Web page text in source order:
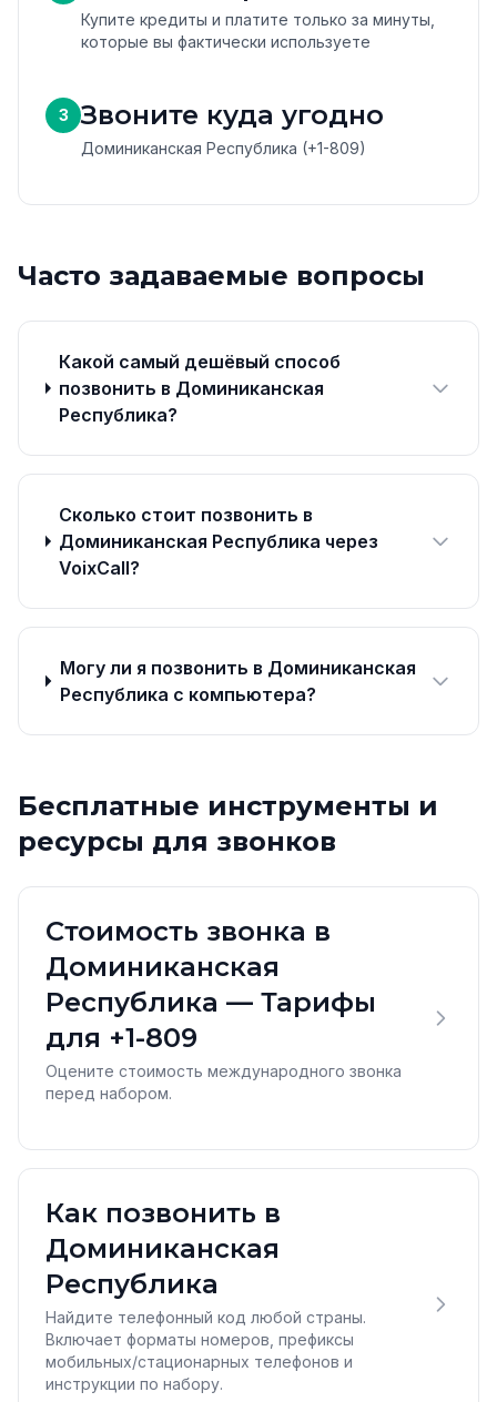
Купите кредиты и платите только за минуты,
которые вы фактически используете
3 Звоните куда угодно
Доминиканская Республика (+1-809)
Часто задаваемые вопросы
Какой самый дешёвый способ
позвонить в Доминиканская
Республика?
Сколько стоит позвонить в
Доминиканская Республика через
VoixCall?
Могу ли я позвонить в Доминиканская
Республика с компьютера?
Бесплатные инструменты и
ресурсы для звонков
Стоимость звонка в
Доминиканская
Республика — Тарифы
для +1-809
Оцените стоимость международного звонка
перед набором.
Как позвонить в
Доминиканская
Республика
Найдите телефонный код любой страны.
Включает форматы номеров, префиксы
мобильных/стационарных телефонов и
инструкции по набору.